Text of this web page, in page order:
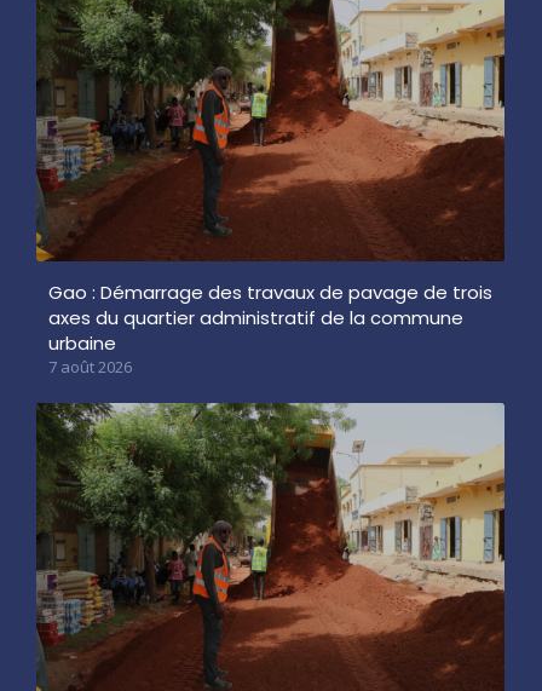
Gao : Démarrage des travaux de pavage de trois
axes du quartier administratif de la commune
urbaine
7 août 2026